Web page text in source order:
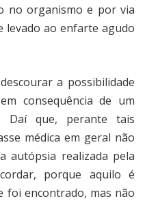
no organismo e por via
levado ao enfarte agudo
a possibilidade
consequência de um
Daí que, perante tais
médica em geral não
autópsia realizada pela
porque aquilo é
foi encontrado, mas não